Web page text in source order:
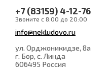
+7 (83159) 4-12-76
Звоните с 8:00 до 20:00
info@nekludovo.ru
ул. Орджоникидзе, 8а
г. Бор, с. Линда
606495 Россия